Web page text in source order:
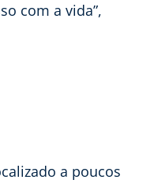
com a vida”,
a poucos